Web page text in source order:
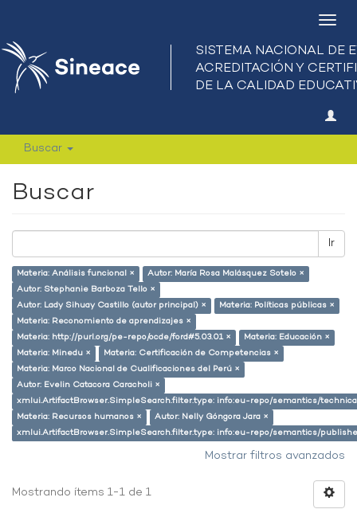
Buscar
Buscar
Ir
Materia: Análisis funcional ×
Autor: María Rosa Malásquez Sotelo ×
Autor: Stephanie Barboza Tello ×
Autor: Lady Sihuay Castillo (autor principal) ×
Materia: Políticas públicas ×
Materia: Reconomiento de aprendizajes ×
Materia: http://purl.org/pe-repo/ocde/ford#5.03.01 ×
Materia: Educación ×
Materia: Minedu ×
Materia: Certificación de Competencias ×
Materia: Marco Nacional de Cualificaciones del Perú ×
Autor: Evelin Catacora Caracholi ×
xmlui.ArtifactBrowser.SimpleSearch.filter.type: info:eu-repo/semantics/
Materia: Recursos humanos ×
Autor: Nelly Góngora Jara ×
xmlui.ArtifactBrowser.SimpleSearch.filter.type: info:eu-repo/semantics/
Mostrar filtros avanzados
Mostrando ítems 1-1 de 1